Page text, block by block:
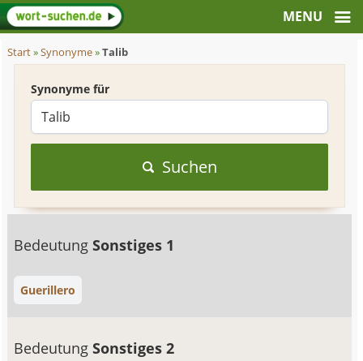
Start»Synonyme»Talib
Synonyme für
Suchen
BedeutungSonstiges 1
Guerillero
BedeutungSonstiges 2